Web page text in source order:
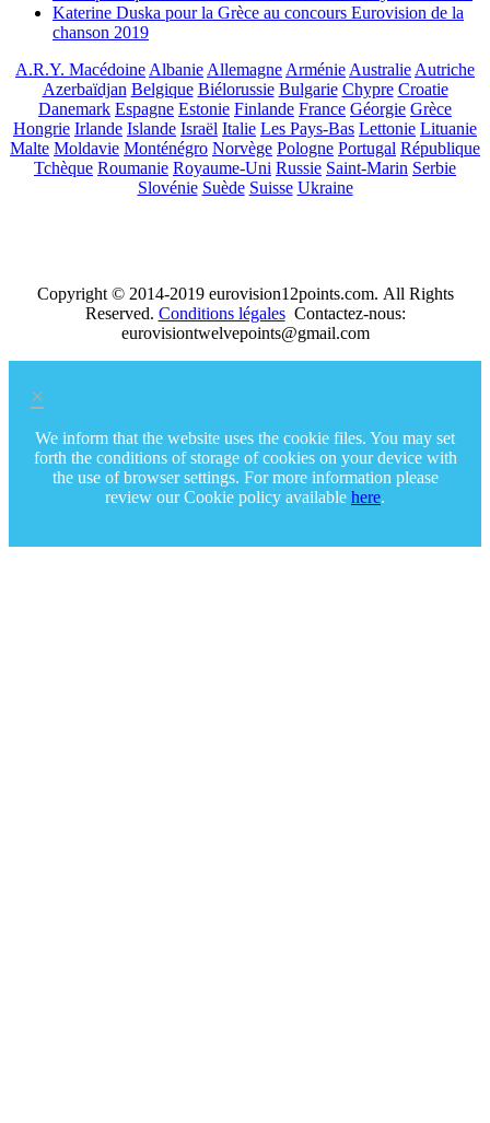
Katerine Duska pour la Grèce au concours Eurovision de la
chanson 2019
A.R.Y. MacédoineAlbanieAllemagneArménieAustralieAutriche
Azerbaïdjan Belgique Biélorussie Bulgarie Chypre Croatie
Danemark Espagne Estonie Finlande France Géorgie Grèce
Hongrie Irlande Islande Israël Italie Les Pays-Bas Lettonie Lituanie
Malte Moldavie Monténégro Norvège Pologne Portugal République
Tchèque Roumanie Royaume-Uni Russie Saint-Marin Serbie
Slovénie Suède Suisse Ukraine
Copyright © 2014-2019 eurovision12points.com. All Rights
Reserved. Conditions légalesContactez-nous:
eurovisiontwelvepoints@gmail.com
×
We inform that the website uses the cookie files. You may set
forth the conditions of storage of cookies on your device with
the use of browser settings. For more information please
review our Cookie policy available here.